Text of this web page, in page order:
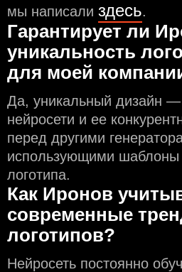
мы написали здесь.
Гарантирует ли
уникальность
для моей
Да, уникальный дизайн —
нейросети и еe
перед другими
использующими шаблоны
логотипа.
Как Иронов
современные
логотипов?
Нейросеть постоянно